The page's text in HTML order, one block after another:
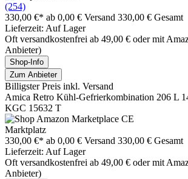
(254)
330,00 €* ab 0,00 € Versand 330,00 € Gesamt
Lieferzeit: Auf Lager
Oft versandkostenfrei ab 49,00 € oder mit
Anbieter)
Shop-Info
Zum Anbieter
Billigster Preis inkl. Versand
Amica Retro Kühl-Gefrierkombination 206 L
KGC 15632 T
Marktplatz
330,00 €* ab 0,00 € Versand 330,00 € Gesamt
Lieferzeit: Auf Lager
Oft versandkostenfrei ab 49,00 € oder mit
Anbieter)